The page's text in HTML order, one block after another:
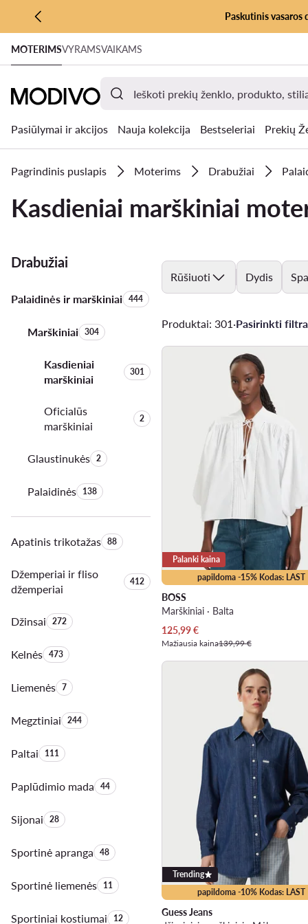
PEREITI PRIE PAGRINDINIO TURINIO
PEREITI Į PAIEŠKĄ
Paskutinis vasaros
MOTERIMSVYRAMSVAIKAMS
Pasiūlymai ir akcijos Nauja kolekcija Bestseleriai Prekių
Pagrindinis puslapis Moterims Drabužiai
Kasdieniai marškiniai
Drabužiai
Palaidinės ir marškiniaiProduktų skaičius:
444
MarškiniaiProduktų skaičius:
304
Kasdieniai
marškiniai
Produktų skaičius:
301
Oficialūs
marškiniai
Produktų skaičius:
2
GlaustinukėsProduktų skaičius:
2
PalaidinėsProduktų skaičius:
138
Apatinis trikotažasProduktų skaičius:
88
Džemperiai ir fliso
džemperiai
Produktų skaičius:
412
DžinsaiProduktų skaičius:
272
KelnėsProduktų skaičius:
473
LiemenėsProduktų skaičius:
7
MegztiniaiProduktų skaičius:
244
PaltaiProduktų skaičius:
111
Paplūdimio madaProduktų skaičius:
44
SijonaiProduktų skaičius:
28
Sportinė aprangaProduktų skaičius:
48
Sportinė liemenėsProduktų skaičius:
11
Sportiniai kostiumaiProduktų skaičius:
12
Rūšiuoti Dydis
Produktai: 301 ·Pasirinkti
papildoma -15% Kodas: LAST
Palanki kaina
BOSS
Marškiniai · Balta
Dabartinė kaina
125,99€
Mažiausia kaina139,99 €
papildoma -10% Kodas: LAST
Trending
Guess Jeans